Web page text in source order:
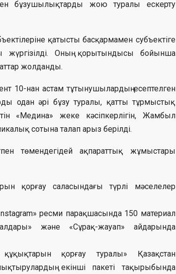
бұзушылықтарды жою туралы ескерту
қатысты басқармамен субъектіге
Оның қорытындысы бойынша
жолданды.
нан астам тұтынушылардың есептелген
одан әрі бұзу туралы, қатты тұрмыстық
«Медина» жеке кәсіпкерлігін, Жамбыл
сотына талап арыз берілді.
төмендегідей ақпараттық жұмыстары
қорғау саласындағы түрлі мәселелер
ресми парақшасында 150 материал
және «Сұрақ-жауап» айдарында
қорғау туралы» Қазақстан
екінші пакеті тақырыбында